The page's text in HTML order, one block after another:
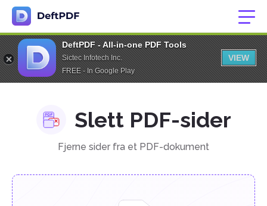
DeftPDF - All-in-one PDF Tools
Sictec Infotech Inc.
FREE - In Google Play
VIEW
Slett PDF-sider
Fjerne sider fra et PDF-dokument